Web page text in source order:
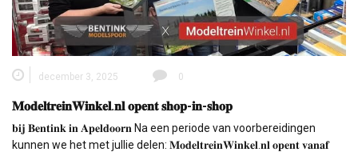
december 3, 2025 0
𝐌𝐨𝐝𝐞𝐥𝐭𝐫𝐞𝐢𝐧𝐖𝐢𝐧𝐤𝐞𝐥.𝐧𝐥 𝐨𝐩𝐞𝐧𝐭 𝐬𝐡𝐨𝐩-𝐢𝐧-𝐬𝐡𝐨𝐩
𝐛𝐢𝐣 𝐁𝐞𝐧𝐭𝐢𝐧𝐤 𝐢𝐧 𝐀𝐩𝐞𝐥𝐝𝐨𝐨𝐫𝐧 Na een periode van voorbereidingen
kunnen we het met jullie delen: 𝐌𝐨𝐝𝐞𝐥𝐭𝐫𝐞𝐢𝐧𝐖𝐢𝐧𝐤𝐞𝐥.𝐧𝐥 𝐨𝐩𝐞𝐧𝐭 𝐯𝐚𝐧𝐚𝐟